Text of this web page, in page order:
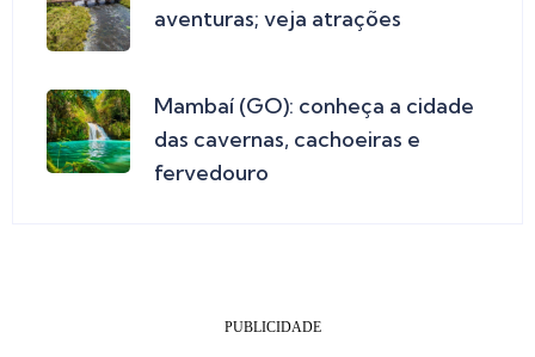
aventuras; veja atrações
Mambaí (GO): conheça a cidade
das cavernas, cachoeiras e
fervedouro